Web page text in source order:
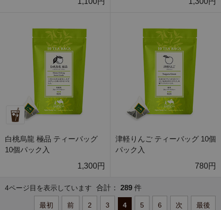
白桃烏龍 極品 ティーバッグ
10個パック入
1,300円
津軽りんご ティーバッグ 10個
パック入
780円
4ページ目を表示しています 合計： 289 件
最初 前 2 3 4 5 6 次 最後